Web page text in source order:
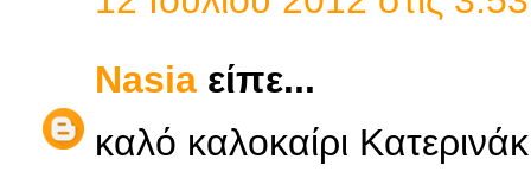
Nasia είπε...
καλό καλοκαίρι